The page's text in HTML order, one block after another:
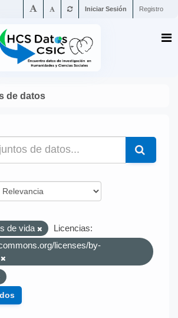
Iniciar Sesión Registro
de datos
de vida
Licencias:
licenses/by-